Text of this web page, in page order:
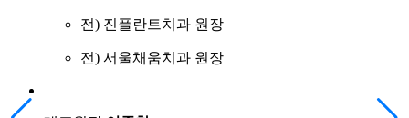
전) 진플란트치과 원장
전) 서울채움치과 원장